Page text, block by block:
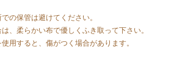
の保管は避けてください。
、柔らかい布で優しくふき取って下さい。
用すると、傷がつく場合があります。